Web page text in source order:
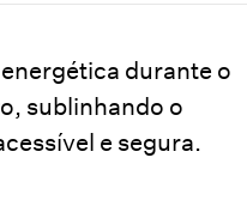
durante o
sublinhando o
e segura.